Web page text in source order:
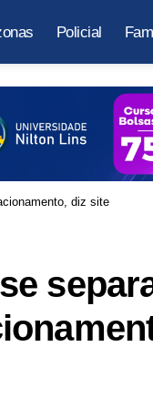
Policial
diz site